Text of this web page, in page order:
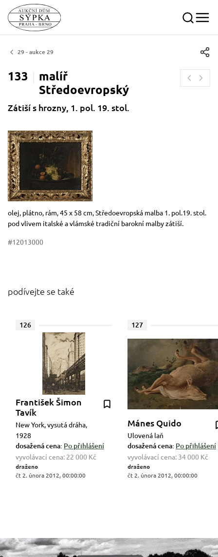
29 - aukce 29
133
malíř
Středoevropský
Zátiší s hrozny, 1. pol. 19. stol.
Rozměry
Stručný popis předmětu
olej, plátno, rám, 45 x 58 cm, Středoevropská malba 1. pol.19. stol.
pod vlivem italské a vlámské tradiční barokní malby zátiší.
#12013000
podívejte se také
126
František Šimon
Tavík
New York, vysutá dráha,
1928
dosažená cena: Po přihlášení
vyvolávací cena: 22 000 Kč
draženo
čt 2. února 2012, 00:00:00
127
Mánes Quido
Ulovená laň
dosažená cena: Po přihlášení
vyvolávací cena: 34 000 Kč
draženo
čt 2. února 2012, 00:00:00